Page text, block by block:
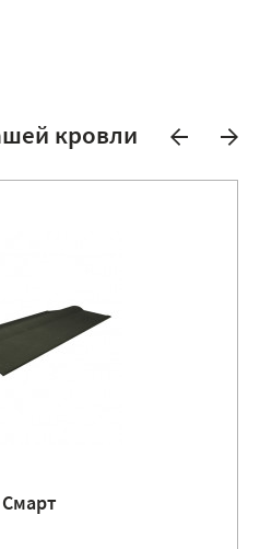
кровли